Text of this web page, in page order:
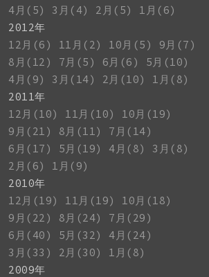
4月(5)
3月(4) 2月(5)
1月(6)
2012年
12月(6)
11月(2) 10月(5)
9月(7)
8月(12)
7月(5) 6月(6)
5月(10)
4月(9)
3月(14) 2月(10)
1月(8)
2011年
12月(10)
11月(10)
10月(19)
9月(21)
8月(11)
7月(14)
6月(17)
5月(19) 4月(8)
3月(8)
2月(6)
1月(9)
2010年
12月(19)
11月(19)
10月(18)
9月(22)
8月(24)
7月(29)
6月(40)
5月(32)
4月(24)
3月(33)
2月(30)
1月(8)
2009年